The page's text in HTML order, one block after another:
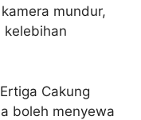
mundur,
kelebihan
Cakung
boleh menyewa